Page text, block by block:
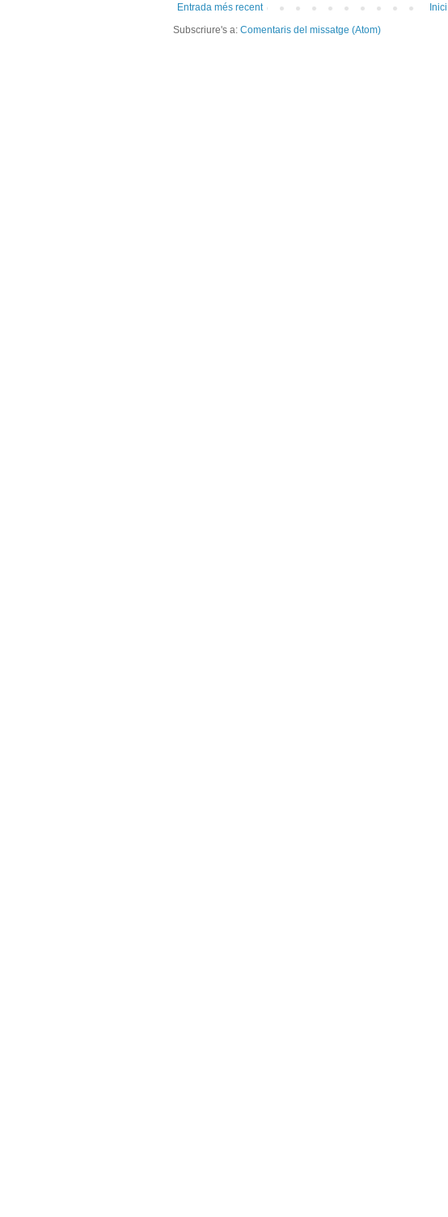
Entrada més recent
Inici
Subscriure's a: Comentaris del missatge (Atom)